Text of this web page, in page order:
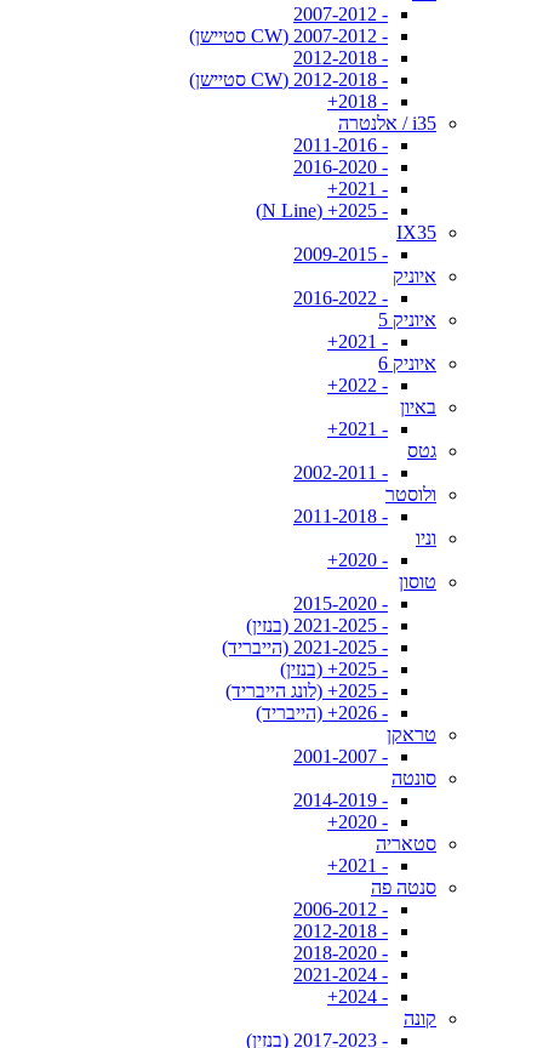
- 2007-2012
- 2007-2012 (CW סטיישן)
- 2012-2018
- 2012-2018 (CW סטיישן)
- 2018+
i35 / אלנטרה
- 2011-2016
- 2016-2020
- 2021+
- 2025+ (N Line)
IX35
- 2009-2015
איוניק
- 2016-2022
איוניק 5
- 2021+
איוניק 6
- 2022+
באיון
- 2021+
גטס
- 2002-2011
ולוסטר
- 2011-2018
וניו
- 2020+
טוסון
- 2015-2020
- 2021-2025 (בנזין)
- 2021-2025 (הייבריד)
- 2025+ (בנזין)
- 2025+ (לונג הייבריד)
- 2026+ (הייבריד)
טראקן
- 2001-2007
סונטה
- 2014-2019
- 2020+
סטאריה
- 2021+
סנטה פה
- 2006-2012
- 2012-2018
- 2018-2020
- 2021-2024
- 2024+
קונה
- 2017-2023 (בנזין)